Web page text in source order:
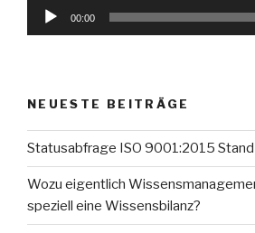
00:00
NEUESTE BEITRÄGE
Statusabfrage ISO 9001:2015
Wozu eigentlich
speziell eine Wissensbilanz?